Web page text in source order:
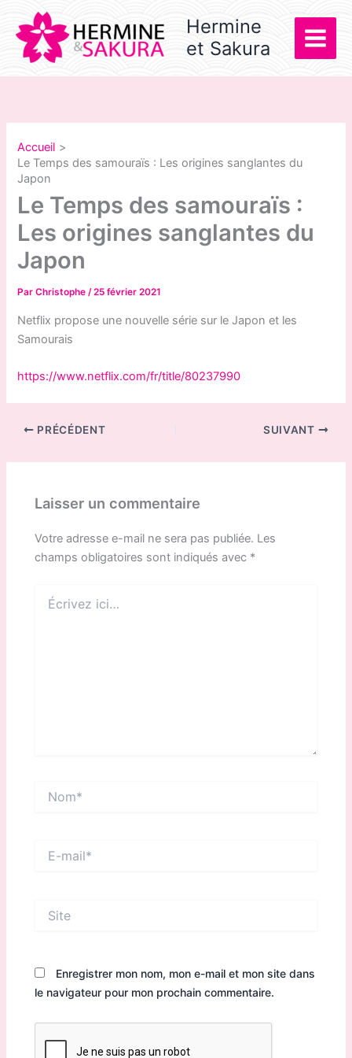
contenu
Hermine
et Sakura
Accueil
Le Temps des samouraïs : Les origines sanglantes du
Japon
Le Temps des samouraïs :
Les origines sanglantes du
Japon
ParChristophe/25 février 2021
Netflix propose une nouvelle série sur le Japon et les
Samourais
https://www.netflix.com/fr/title/80237990
PRÉCÉDENT SUIVANT
Laisser un commentaire
Votre adresse e-mail ne sera pas publiée. Les
champs obligatoires sont indiqués avec *
ici…
mail*
Enregistrer mon nom, mon e-mail et mon site dans
le navigateur pour mon prochain commentaire.